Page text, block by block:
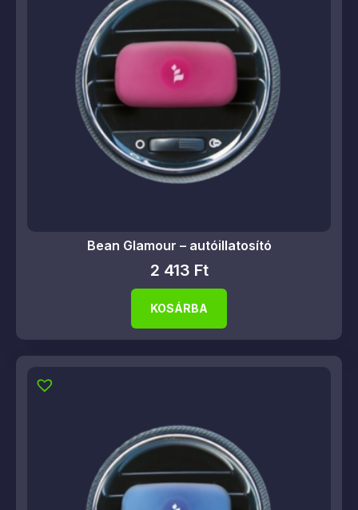
Bean Glamour – autóillatosító
2 413 Ft
KOSÁRBA